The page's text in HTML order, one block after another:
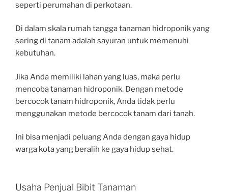
seperti perumahan di perkotaan.
Di dalam skala rumah tangga tanaman hidroponik yang
sering di tanam adalah sayuran untuk memenuhi
kebutuhan.
Jika Anda memiliki lahan yang luas, maka perlu
mencoba tanaman hidroponik. Dengan metode
bercocok tanam hidroponik, Anda tidak perlu
menggunakan metode bercocok tanam dari tanah.
Ini bisa menjadi peluang Anda dengan gaya hidup
warga kota yang beralih ke gaya hidup sehat.
Usaha Penjual Bibit Tanaman